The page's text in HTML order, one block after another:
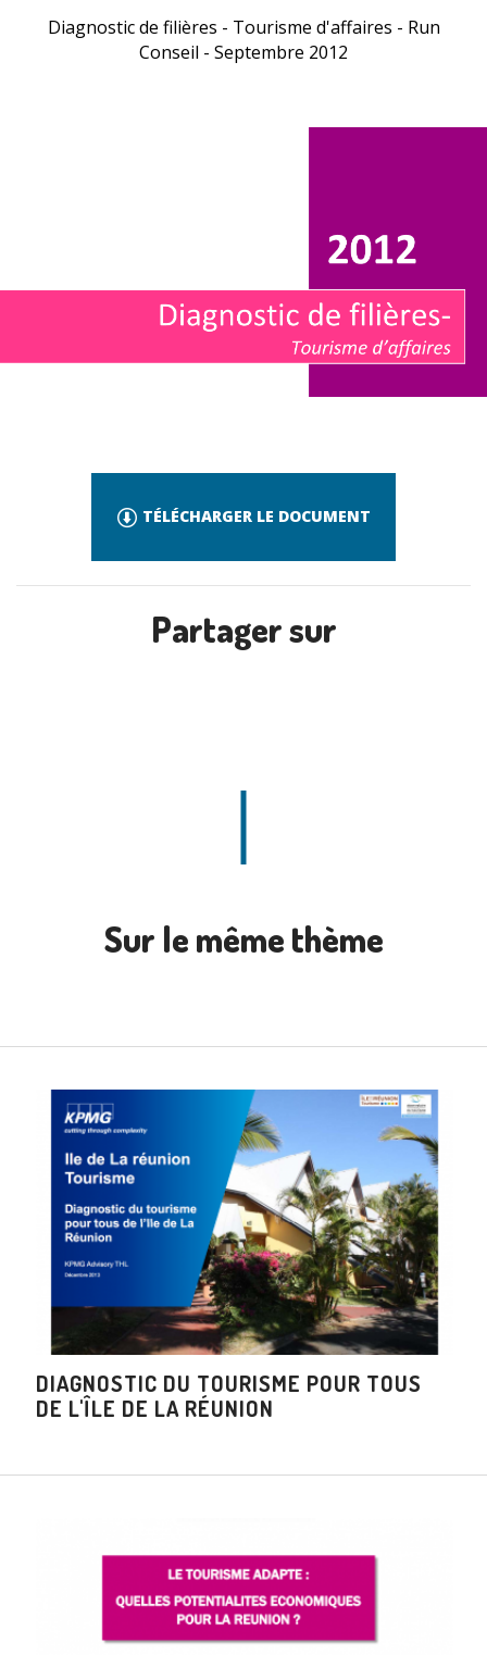
Diagnostic de filières - Tourisme d'affaires - Run
Conseil - Septembre 2012
TÉLÉCHARGER LE DOCUMENT
Partager sur
Sur le même thème
DIAGNOSTIC DU TOURISME POUR TOUS
DE L'ÎLE DE LA RÉUNION